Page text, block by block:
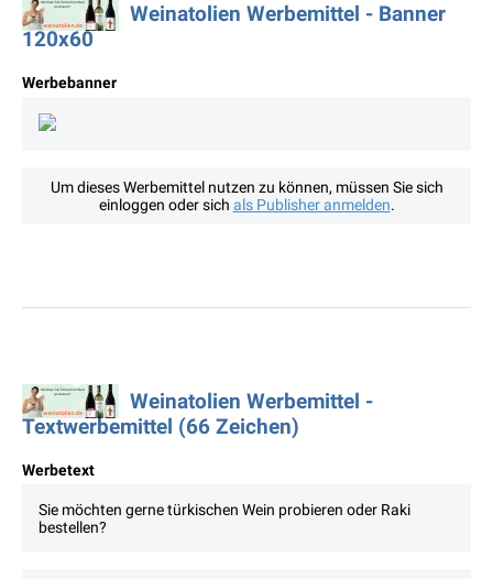
Weinatolien Werbemittel - Banner
120x60
Werbebanner
Um dieses Werbemittel nutzen zu können, müssen Sie sich
einloggen oder sich als Publisher anmelden.
Weinatolien Werbemittel -
Textwerbemittel (66 Zeichen)
Werbetext
Sie möchten gerne türkischen Wein probieren oder Raki
bestellen?